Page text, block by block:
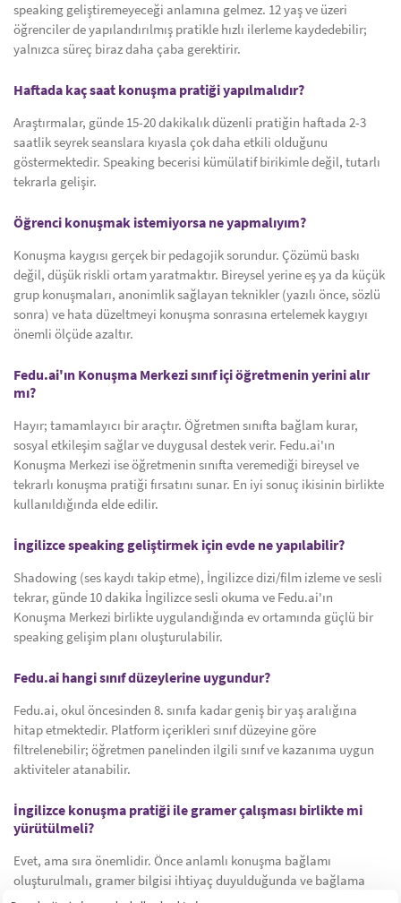
speaking geliştiremeyeceği anlamına gelmez. 12 yaş ve üzeri
öğrenciler de yapılandırılmış pratikle hızlı ilerleme kaydedebilir;
yalnızca süreç biraz daha çaba gerektirir.
Haftada kaç saat konuşma pratiği yapılmalıdır?
Araştırmalar, günde 15-20 dakikalık düzenli pratiğin haftada 2-3
saatlik seyrek seanslara kıyasla çok daha etkili olduğunu
göstermektedir. Speaking becerisi kümülatif birikimle değil, tutarlı
tekrarla gelişir.
Öğrenci konuşmak istemiyorsa ne yapmalıyım?
Konuşma kaygısı gerçek bir pedagojik sorundur. Çözümü baskı
değil, düşük riskli ortam yaratmaktır. Bireysel yerine eş ya da küçük
grup konuşmaları, anonimlik sağlayan teknikler (yazılı önce, sözlü
sonra) ve hata düzeltmeyi konuşma sonrasına ertelemek kaygıyı
önemli ölçüde azaltır.
Fedu.ai'ın Konuşma Merkezi sınıf içi öğretmenin yerini alır
mı?
Hayır; tamamlayıcı bir araçtır. Öğretmen sınıfta bağlam kurar,
sosyal etkileşim sağlar ve duygusal destek verir. Fedu.ai'ın
Konuşma Merkezi ise öğretmenin sınıfta veremediği bireysel ve
tekrarlı konuşma pratiği fırsatını sunar. En iyi sonuç ikisinin birlikte
kullanıldığında elde edilir.
İngilizce speaking geliştirmek için evde ne yapılabilir?
Shadowing (ses kaydı takip etme), İngilizce dizi/film izleme ve sesli
tekrar, günde 10 dakika İngilizce sesli okuma ve Fedu.ai'ın
Konuşma Merkezi birlikte uygulandığında ev ortamında güçlü bir
speaking gelişim planı oluşturulabilir.
Fedu.ai hangi sınıf düzeylerine uygundur?
Fedu.ai, okul öncesinden 8. sınıfa kadar geniş bir yaş aralığına
hitap etmektedir. Platform içerikleri sınıf düzeyine göre
filtrelenebilir; öğretmen panelinden ilgili sınıf ve kazanıma uygun
aktiviteler atanabilir.
İngilizce konuşma pratiği ile gramer çalışması birlikte mi
yürütülmeli?
Evet, ama sıra önemlidir. Önce anlamlı konuşma bağlamı
oluşturulmalı, gramer bilgisi ihtiyaç duyulduğunda ve bağlama